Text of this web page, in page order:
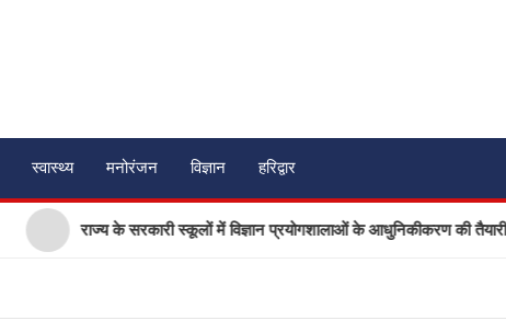
स्वास्थ्य मनोरंजन विज्ञान हरिद्वार
राज्य के सरकारी स्कूलों में विज्ञान प्रयोगशालाओं के आधुनिकीकरण की तैयारी, विद्यार्थियों